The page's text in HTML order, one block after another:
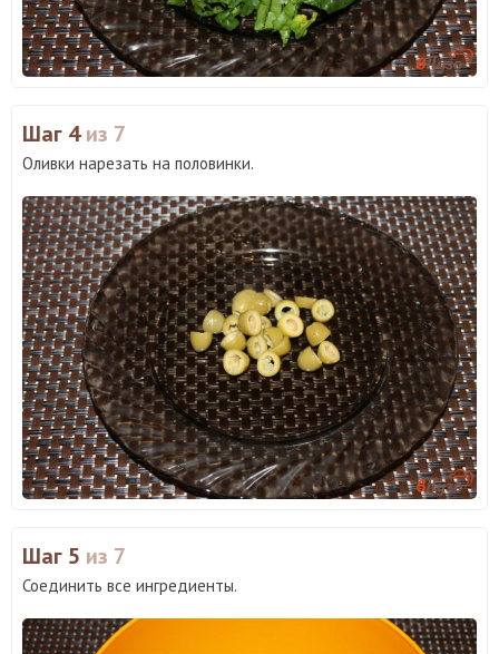
Шаг 4из 7
Оливки нарезать на половинки.
Шаг 5 из 7
Соединить все ингредиенты.